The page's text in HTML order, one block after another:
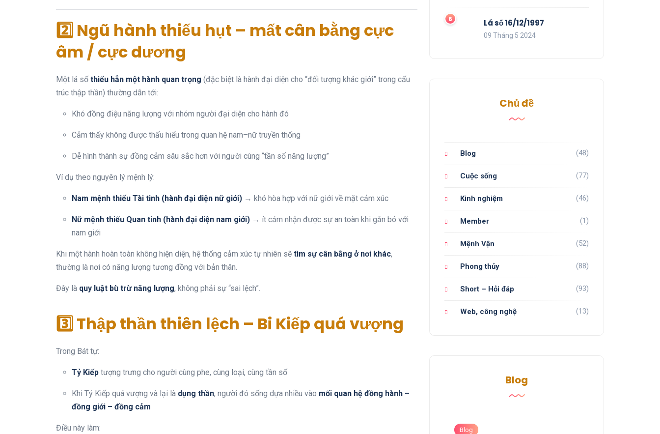
2️⃣ Ngũ hành thiếu hụt – mất cân bằng cực
âm / cực dương
Một lá số thiếu hẳn một hành quan trọng (đặc biệt là hành đại diện cho “đối tượng khác giới” trong cấu
trúc thập thần) thường dẫn tới:
Khó đồng điệu năng lượng với nhóm người đại diện cho hành đó
Cảm thấy không được thấu hiểu trong quan hệ nam–nữ truyền thống
Dễ hình thành sự đồng cảm sâu sắc hơn với người cùng “tần số năng lượng”
Ví dụ theo nguyên lý mệnh lý:
Nam mệnh thiếu Tài tinh (hành đại diện nữ giới) → khó hòa hợp với nữ giới về mặt cảm xúc
Nữ mệnh thiếu Quan tinh (hành đại diện nam giới) → ít cảm nhận được sự an toàn khi gắn bó với
nam giới
Khi một hành hoàn toàn không hiện diện, hệ thống cảm xúc tự nhiên sẽ tìm sự cân bằng ở nơi khác,
thường là nơi có năng lượng tương đồng với bản thân.
Đây là quy luật bù trừ năng lượng, không phải sự “sai lệch”.
3️⃣ Thập thần thiên lệch – Bi Kiếp quá vượng
Trong Bát tự:
Tỷ Kiếp tượng trưng cho người cùng phe, cùng loại, cùng tần số
Khi Tỷ Kiếp quá vượng và lại là dụng thần, người đó sống dựa nhiều vào mối quan hệ đồng hành –
đồng giới – đồng cảm
Điều này làm:
Lá số 16/12/1997
09 Tháng 5 2024
Chủ đề
Blog (48)
Cuộc sống (77)
Kinh nghiệm (46)
Member (1)
Mệnh Vận (52)
Phong thủy (88)
Short – Hỏi đáp (93)
Web, công nghệ (13)
Blog
Blog